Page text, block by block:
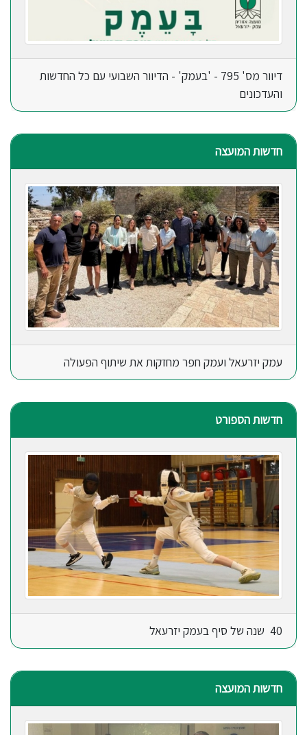
דיוור מס' 795 - 'בעמק' - הדיוור השבועי עם כל החדשות
והעדכונים
חדשות המועצה
עמק יזרעאל ועמק חפר מחזקות את שיתוף הפעולה
חדשות הספורט
40 שנה של סיף בעמק יזרעאל
חדשות המועצה